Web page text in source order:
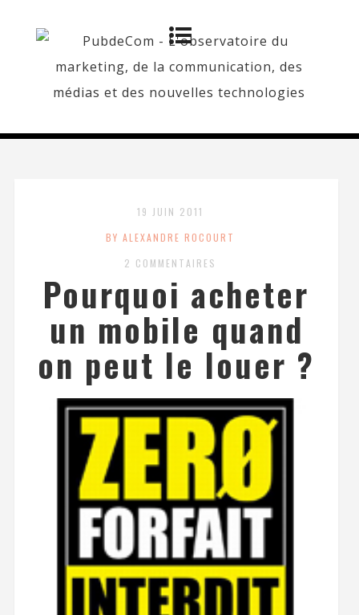
19 JUIN 2011
BY ALEXANDRE ROCOURT
2 COMMENTAIRES
Pourquoi acheter
un mobile quand
on peut le louer ?